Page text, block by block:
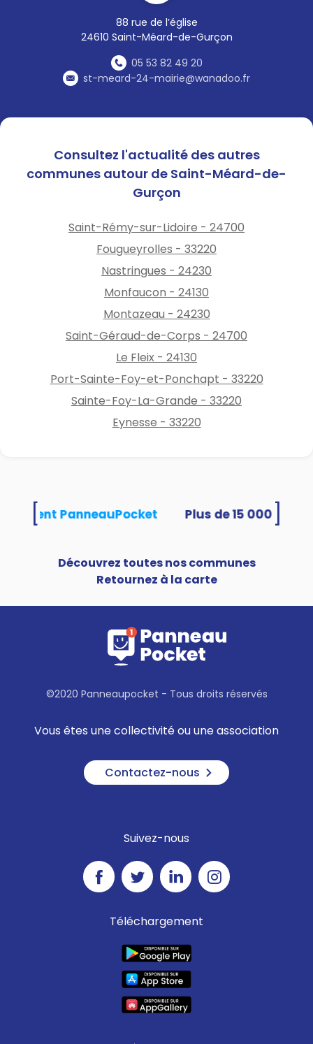
88 rue de l’église
24610 Saint-Méard-de-Gurçon
05 53 82 49 20
st-meard-24-mairie@wanadoo.fr
Consultez l'actualité des autres
communes autour de Saint-Méard-de-
Gurçon
Saint-Rémy-sur-Lidoire - 24700
Fougueyrolles - 33220
Nastringues - 24230
Monfaucon - 24130
Montazeau - 24230
Saint-Géraud-de-Corps - 24700
Le Fleix - 24130
Port-Sainte-Foy-et-Ponchapt - 33220
Sainte-Foy-La-Grande - 33220
Eynesse - 33220
PanneauPocket
Découvrez toutes nos communes
Retournez à la carte
©2020 Panneaupocket - Tous droits réservés
Vous êtes une collectivité ou une association
Contactez-nous
Suivez-nous
Téléchargement